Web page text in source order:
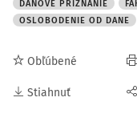
DAŇOVÉ PRIZNANIE
OSLOBODENIE OD DANE
Obľúbené
Stiahnuť